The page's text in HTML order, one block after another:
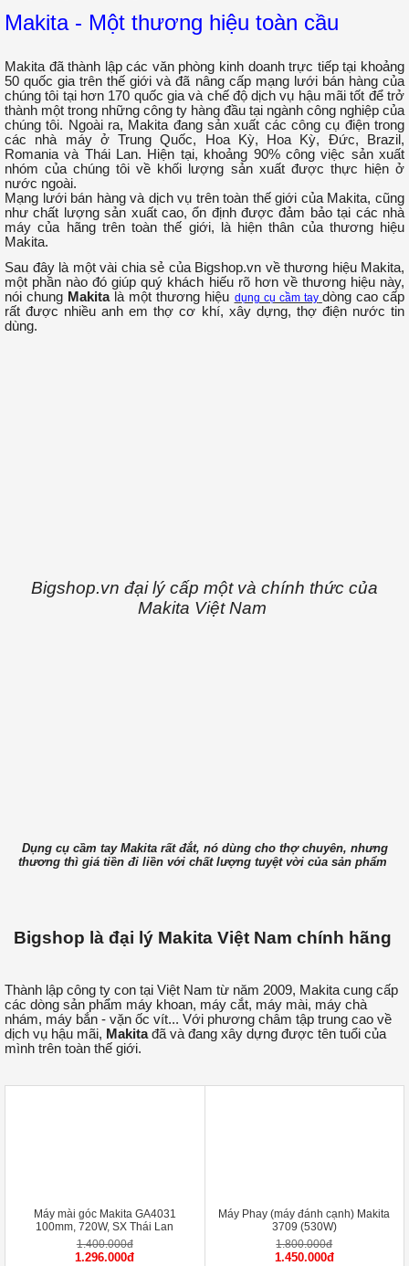
Makita - Một thương hiệu toàn cầu
Makita đã thành lập các văn phòng kinh doanh trực tiếp tại khoảng
50 quốc gia trên thế giới và đã nâng cấp mạng lưới bán hàng của
chúng tôi tại hơn 170 quốc gia và chế độ dịch vụ hậu mãi tốt để trở
thành một trong những công ty hàng đầu tại ngành công nghiệp của
chúng tôi. Ngoài ra, Makita đang sản xuất các công cụ điện trong
các nhà máy ở Trung Quốc, Hoa Kỳ, Hoa Kỳ, Đức, Brazil,
Romania và Thái Lan. Hiện tại, khoảng 90% công việc sản xuất
nhóm của chúng tôi về khối lượng sản xuất được thực hiện ở
nước ngoài.
Mạng lưới bán hàng và dịch vụ trên toàn thế giới của Makita, cũng
như chất lượng sản xuất cao, ổn định được đảm bảo tại các nhà
máy của hãng trên toàn thế giới, là hiện thân của thương hiệu
Makita.
Sau đây là một vài chia sẻ của Bigshop.vn về thương hiệu Makita,
một phần nào đó giúp quý khách hiếu rõ hơn về thương hiệu này,
nói chung Makita là một thương hiệu dụng cụ cầm tay dòng cao cấp
rất được nhiều anh em thợ cơ khí, xây dựng, thợ điện nước tin
dùng.
Bigshop.vn đại lý cấp một và chính thức của
Makita Việt Nam
Dụng cụ cầm tay Makita rất đắt, nó dùng cho thợ chuyên, nhưng
thương thì giá tiền đi liền với chất lượng tuyệt vời của sản phẩm
Bigshop là đại lý Makita Việt Nam chính hãng
Thành lập công ty con tại Việt Nam từ năm 2009, Makita cung cấp
các dòng sản phẩm máy khoan, máy cắt, máy mài, máy chà
nhám, máy bắn - vặn ốc vít... Với phương châm tập trung cao về
dịch vụ hậu mãi, Makitađã và đang xây dựng được tên tuổi của
mình trên toàn thế giới.
Máy mài góc Makita GA4031
100mm, 720W, SX Thái Lan
1.400.000đ
1.296.000đ
Máy Phay (máy đánh cạnh) Makita
3709 (530W)
1.800.000đ
1.450.000đ